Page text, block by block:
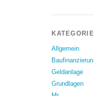
KATEGORIEN
Allgemein
Baufinanzierung
Geldanlage
Grundlagen